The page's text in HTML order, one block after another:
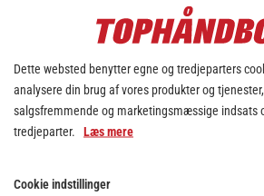
lukkede af i målet i første
med en imponerende
56.52%.
I dagens bronzekamp skulle
Sønderjyske kæmpe om
god start for de lyseblå, måtte
erkende, at GOGs unge
ramme Sydfyn efter et Final4
Dette websted benytter egne og tredjeparters
analysere din brug af vores produkter og
salgsfremmende og marketingsmæssige indsats
tredjeparter. Læs mere
Cookie indstillinger